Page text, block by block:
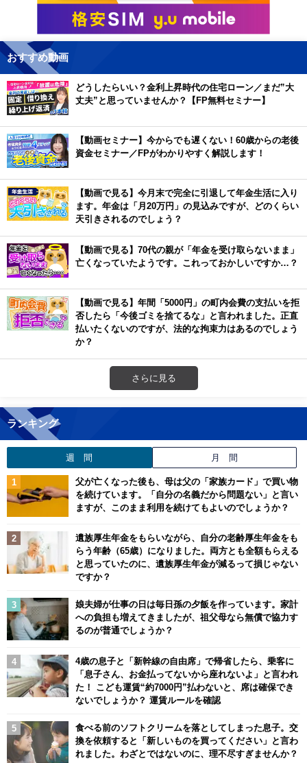
おすすめ動画
どうしたらいい？金利上昇時代の住宅ローン／まだ”大
丈夫”と思っていませんか？【FP無料セミナー】
【動画セミナー】今からでも遅くない！60歳からの老後
資金セミナー／FPがわかりやすく解説します！
【動画で見る】今月末で完全に引退して年金生活に入り
ます。年金は「月20万円」の見込みですが、どのくらい
天引きされるのでしょう？
【動画で見る】70代の親が「年金を受け取らないまま」
亡くなっていたようです。これっておかしいですか…？
【動画で見る】年間「5000円」の町内会費の支払いを拒
否したら「今後ゴミを捨てるな」と言われました。正直
払いたくないのですが、法的な拘束力はあるのでしょう
か？
さらに見る
ランキング
週 間 月 間
父が亡くなった後も、母は父の「家族カード」で買い物
を続けています。「自分の名義だから問題ない」と言い
ますが、このまま利用を続けてもよいのでしょうか？
遺族厚生年金をもらいながら、自分の老齢厚生年金をも
らう年齢（65歳）になりました。両方とも全額もらえる
と思っていたのに、遺族厚生年金が減るって損じゃない
ですか？
娘夫婦が仕事の日は毎日孫の夕飯を作っています。家計
への負担も増えてきましたが、祖父母なら無償で協力す
るのが普通でしょうか？
4歳の息子と「新幹線の自由席」で帰省したら、乗客に
「息子さん、お金払ってないから座れないよ」と言われ
た！ こども運賃“約7000円”払わないと、席は確保でき
ないでしょうか？ 運賃ルールを確認
食べる前のソフトクリームを落としてしまった息子。交
換を依頼すると「新しいものを買ってください」と言わ
れました。わざとではないのに、理不尽すぎませんか？